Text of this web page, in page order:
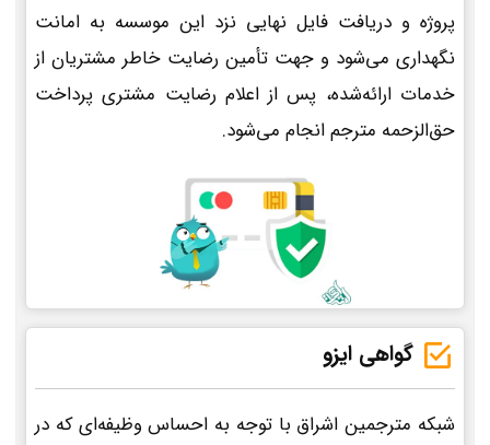
پروژه و دریافت فایل نهایی نزد این موسسه به امانت
نگهداری می‌شود و جهت تأمین رضایت خاطر مشتریان از
خدمات ارائه‌شده، پس از اعلام رضایت مشتری پرداخت
حق‌الزحمه مترجم انجام می‌شود.
گواهی ایزو
شبکه مترجمین اشراق با توجه به احساس وظیفه‌ای که در